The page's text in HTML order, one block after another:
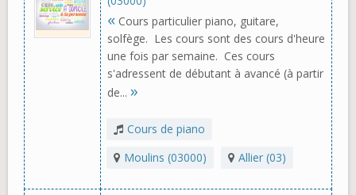
« Cours particulier piano, guitare,
solfège. Les cours sont des cours d'heure
une fois par semaine. Ces cours
s'adressent de débutant à avancé (à partir
de... »
Cours de piano
Moulins (03000)
Allier (03)